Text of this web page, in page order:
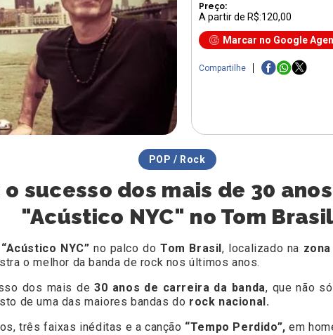
Preço:
A partir de R$:120,00
Marcar no Google
Compartilhe
POP / Rock
sucesso dos mais de 30
"Acústico NYC" no Tom Brasil
“Acústico NYC” no palco doTom Brasil , localizado na zona
o melhor da banda de rock nos últimos anos.
dos mais de30 anos de carreira da banda, que não
de uma das maiores bandas do rock nacional.
três faixas inéditas e a canção “Tempo Perdido”, em